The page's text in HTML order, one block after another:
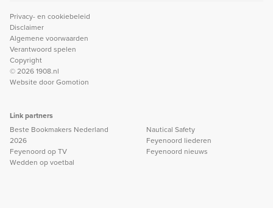
Privacy- en cookiebeleid
Disclaimer
Algemene voorwaarden
Verantwoord spelen
Copyright
© 2026 1908.nl
Website doorGomotion
Link partners
Beste Bookmakers Nederland
2026
Feyenoord op TV
Wedden op voetbal
Nautical Safety
Feyenoord liederen
Feyenoord nieuws